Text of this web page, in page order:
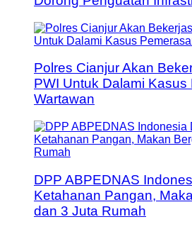
Polres Cianjur Akan
PWI Untuk Dalami
Wartawan
DPP ABPEDNAS
Ketahanan Pangan,
dan 3 Juta Rumah